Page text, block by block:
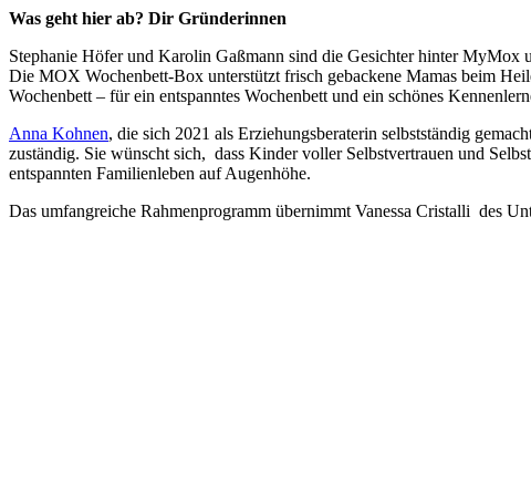
Was geht hier ab? Dir Gründerinnen
Stephanie Höfer und Karolin Gaßmann sind die Gesichter hinter
Die MOX Wochenbett-Box unterstützt frisch gebackene Mamas beim
Wochenbett – für ein entspanntes Wochenbett und ein schönes
Anna Kohnen, die sich 2021 als Erziehungsberaterin selbstständig
zuständig. Sie wünscht sich, dass Kinder voller Selbstvertrauen und
entspannten Familienleben auf Augenhöhe.
Das umfangreiche Rahmenprogramm übernimmt Vanessa Cristalli des